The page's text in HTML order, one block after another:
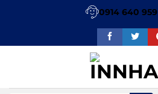
0914 640 959